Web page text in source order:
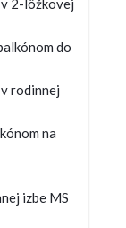
v 2-lôžkovej
do
rodinnej
na
izbe MS